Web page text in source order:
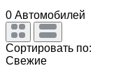
0 Автомобилей
Сортировать по:
Свежие